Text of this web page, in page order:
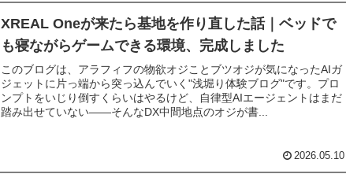
XREAL Oneが来たら基地を作り直した話｜ベッドで
も寝ながらゲームできる環境、完成しました
このブログは、アラフィフの物欲オジことブツオジが気になったAIガ
ジェットに片っ端から突っ込んでいく"浅堀り体験ブログ"です。プロ
ンプトをいじり倒すくらいはやるけど、自律型AIエージェントはまだ
踏み出せていない——そんなDX中間地点のオジが書...
2026.05.10